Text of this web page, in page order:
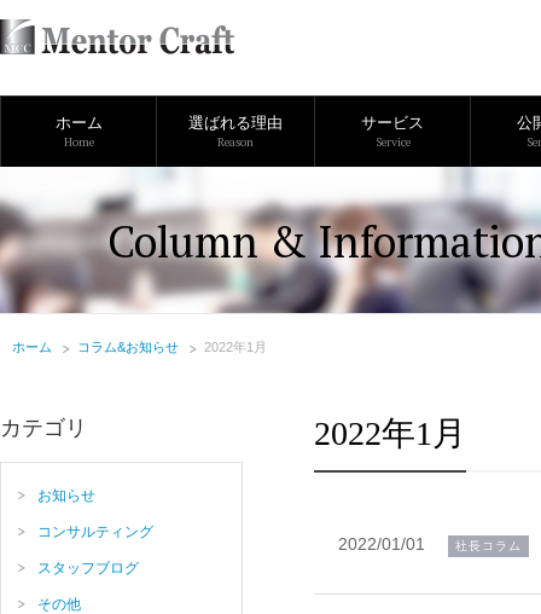
ホーム
Home
選ばれる理由
Reason
サービス
Service
公
Column &
ホーム コラム&お知らせ 2022年1月
2022年1月
2022/01/01 社長コラム
カテゴリ
お知らせ
コンサルティング
スタッフブログ
その他